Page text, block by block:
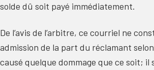
solde dû soit payé immédiatement.
De l’avis de l’arbitre, ce courriel ne
admission de la part du réclamant
causé quelque dommage que ce soit; il